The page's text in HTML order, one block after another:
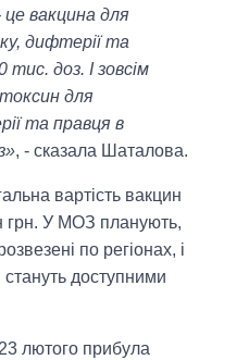
вакцина для
дифтерії та
тис. доз. І зовсім
для
та правця в
, - сказала Шаталова.
вартість вакцин
грн. У МОЗ планують,
по регіонах, і
доступними
лютого прибула